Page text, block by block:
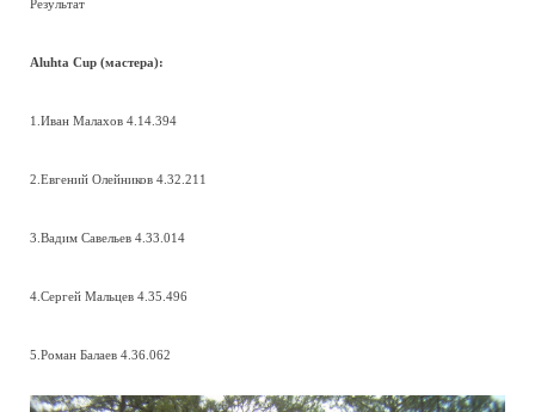
Результат
Aluhta Cup (мастера):
1.Иван Малахов 4.14.394
2.Евгений Олейников 4.32.211
3.Вадим Савельев 4.33.014
4.Сергей Мальцев 4.35.496
5.Роман Балаев 4.36.062